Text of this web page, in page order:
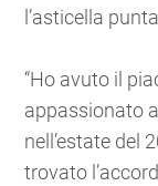
l’asticella
“Ho avuto il
appassionato
nell’estate del
trovato